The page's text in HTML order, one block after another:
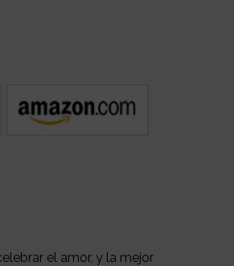
el amor, y la mejor